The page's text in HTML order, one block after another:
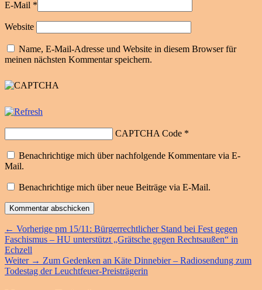
E-Mail *
Website
Name, E-Mail-Adresse und Website in diesem Browser für
meinen nächsten Kommentar speichern.
CAPTCHA Code *
Benachrichtige mich über nachfolgende Kommentare via E-
Mail.
Benachrichtige mich über neue Beiträge via E-Mail.
Beitragsnavigation
← Vorherige Vorheriger
Beitrag:
pm 15/11: Bürgerrechtlicher Stand bei Fest gegen
Faschismus – HU unterstützt „Grätsche gegen Rechtsaußen“ in
Echzell
Weiter → Nächster
Beitrag:
Zum Gedenken an Käte Dinnebier – Radiosendung zum
Todestag der Leuchtfeuer-Preisträgerin